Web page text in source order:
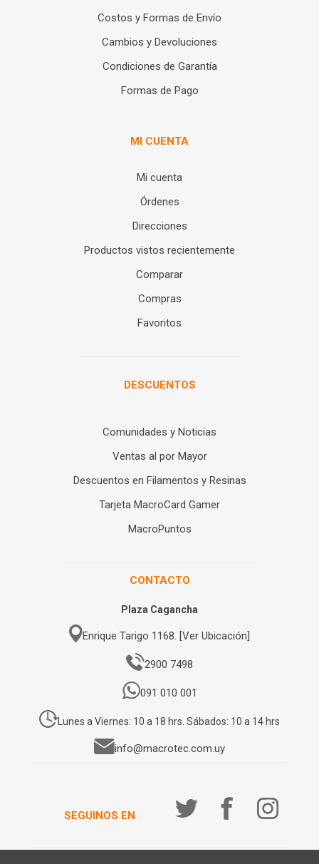
Costos y Formas de Envío
Cambios y Devoluciones
Condiciones de Garantía
Formas de Pago
MI CUENTA
Mi cuenta
Órdenes
Direcciones
Productos vistos recientemente
Comparar
Compras
Favoritos
DESCUENTOS
Comunidades y Noticias
Ventas al por Mayor
Descuentos en Filamentos y Resinas
Tarjeta MacroCard Gamer
MacroPuntos
CONTACTO
Plaza Cagancha
Enrique Tarigo 1168. [Ver Ubicación]
2900 7498
091 010 001
Lunes a Viernes: 10 a 18 hrs. Sábados: 10 a 14 hrs
info@macrotec.com.uy
SEGUINOS EN